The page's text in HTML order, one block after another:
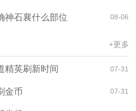
神石襄什么部位 08-06
+更多
精英刷新时间 07-31
金币 07-31